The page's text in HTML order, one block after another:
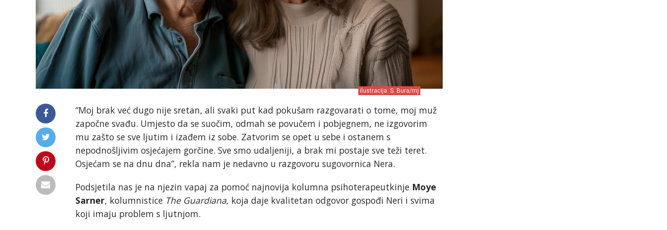
ilustracija: S. Bura/mj
“Moj brak već dugo nije sretan, ali svaki put kad pokušam razgovarati o tome, moj muž
započne svađu. Umjesto da se suočim, odmah se povučem i pobjegnem, ne izgovorim
mu zašto se sve ljutim i izađem iz sobe. Zatvorim se opet u sebe i ostanem s
nepodnošljivim osjećajem gorčine. Sve smo udaljeniji, a brak mi postaje sve teži teret.
Osjećam se na dnu dna”, rekla nam je nedavno u razgovoru sugovornica Nera.
Podsjetila nas je na njezin vapaj za pomoć najnovija kolumna psihoterapeutkinje Moye
Sarner, kolumnistice The Guardiana, koja daje kvalitetan odgovor gospođi Neri i svima
koji imaju problem s ljutnjom.